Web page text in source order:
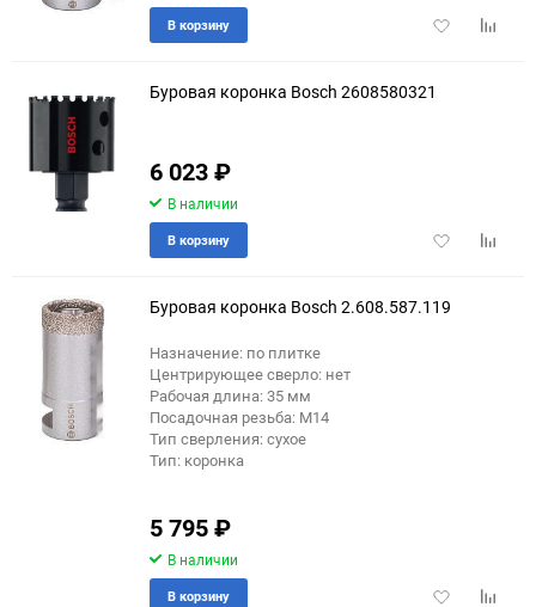
Добавить
В корзину
еще 1 фото
Буровая коронка Bosch 2608580321
6 023₽
В наличии
Добавить
В корзину
Буровая коронка Bosch 2.608.587.119
Назначение: по плитке
Центрирующее сверло: нет
Рабочая длина: 35 мм
Посадочная резьба: М14
Тип сверления: сухое
Тип: коронка
5 795₽
В наличии
Добавить
В корзину